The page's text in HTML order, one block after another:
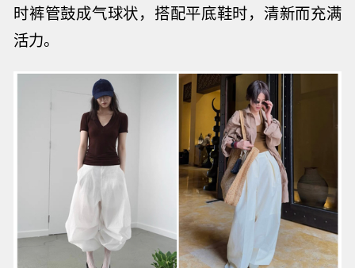
时裤管鼓成气球状，搭配平底鞋时，清新而充满
活力。